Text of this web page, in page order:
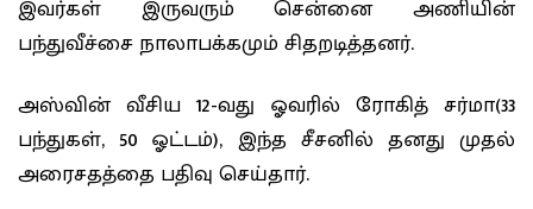
இவர்கள் இருவரும் சென்னை அணியின்
பந்துவீச்சை நாலாபக்கமும் சிதறடித்தனர்.
அஸ்வின் வீசிய 12-வது ஓவரில் ரோகித் சர்மா(33
பந்துகள், 50 ஓட்டம்), இந்த சீசனில் தனது முதல்
அரைசதத்தை பதிவு செய்தார்.